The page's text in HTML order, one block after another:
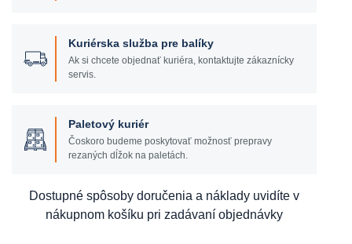
Kuriérska služba pre balíky
Ak si chcete objednať kuriéra, kontaktujte zákaznícky
servis.
Paletový kuriér
Čoskoro budeme poskytovať možnosť prepravy
rezaných dĺžok na paletách.
Dostupné spôsoby doručenia a náklady uvidíte v
nákupnom košíku pri zadávaní objednávky